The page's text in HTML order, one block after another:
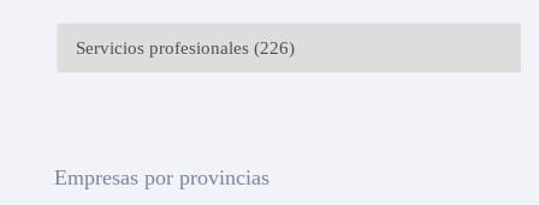
Empresas por provincias